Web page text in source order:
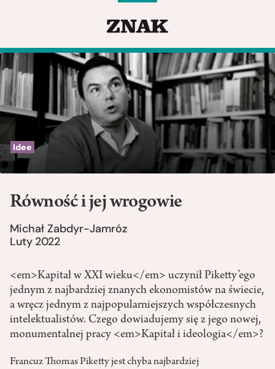
Idee
Równość i jej wrogowie
Michał Zabdyr-Jamróz
Luty 2022
<em>Kapitał w XXI wieku</em> uczynił Piketty’ego
jednym z najbardziej znanych ekonomistów na świecie,
a wręcz jednym z najpopularniejszych współczesnych
intelektualistów. Czego dowiadujemy się z jego nowej,
monumentalnej pracy <em>Kapitał i ideologia</em>?
Francuz Thomas Piketty jest chyba najbardziej